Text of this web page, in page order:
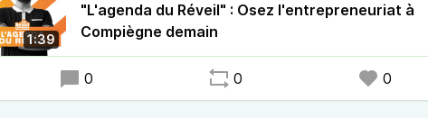
1:39
"L'agenda du Réveil" : Osez l'entrepreneuriat à
Compiègne demain
0 0 0